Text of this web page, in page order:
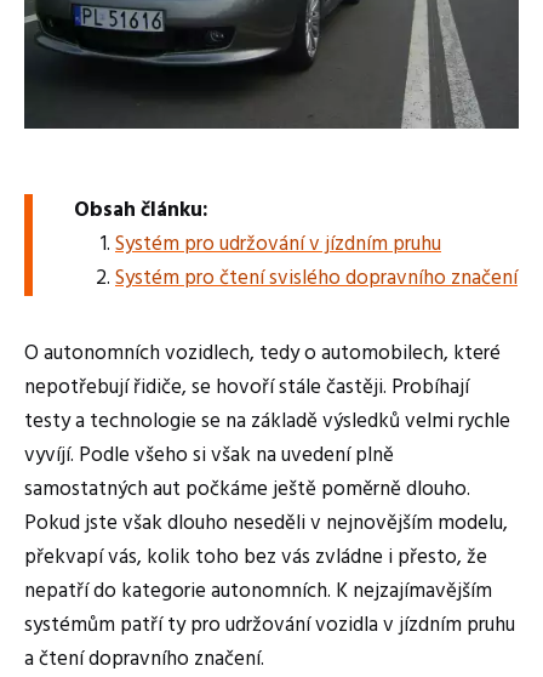
Obsah článku:
Systém pro udržování v jízdním pruhu
Systém pro čtení svislého dopravního značení
O autonomních vozidlech, tedy o automobilech, které
nepotřebují řidiče, se hovoří stále častěji. Probíhají
testy a technologie se na základě výsledků velmi rychle
vyvíjí. Podle všeho si však na uvedení plně
samostatných aut počkáme ještě poměrně dlouho.
Pokud jste však dlouho neseděli v nejnovějším modelu,
překvapí vás, kolik toho bez vás zvládne i přesto, že
nepatří do kategorie autonomních. K nejzajímavějším
systémům patří ty pro udržování vozidla v jízdním pruhu
a čtení dopravního značení.